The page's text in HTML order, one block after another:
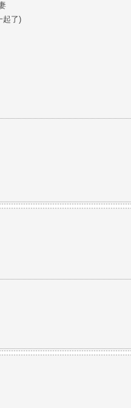
起了)